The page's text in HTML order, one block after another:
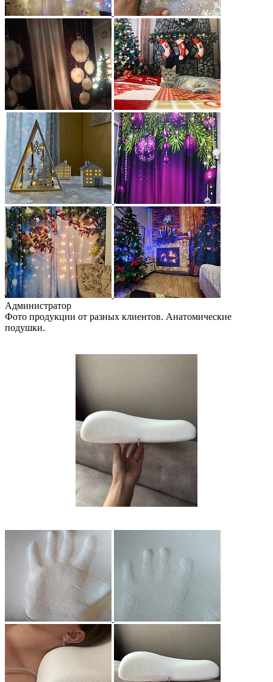
Администратор
Фото продукции от разных клиентов. Анатомические
подушки.